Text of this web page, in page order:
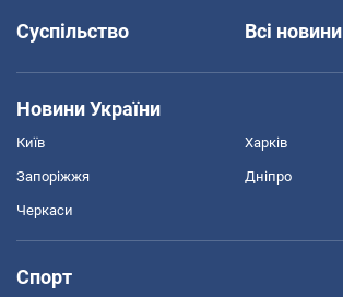
Суспільство
Всі новини
Новини України
Київ Харків
Запоріжжя Дніпро
Черкаси
Спорт